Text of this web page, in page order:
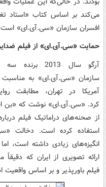
می‌کند بر اساس کتاب «استاد
افسران سازمان «سی.‌آی.ای»
حمایت «سی.‌آی.ای» از فیلم
سازمان «سی.‌آی.ای» به
آمریکا در تهران، مطابقت
کرد. «سی.‌آی.ای» نوشت که «بن
از صحنه‌های دراماتیک فیلم
استفاده کرده است. دخالت «
انگیزه‌های زیادی داشته است،
ارائه تصویری از ایران که دقیقاً
فیلم باورپذیر و بر اساس واقعیت